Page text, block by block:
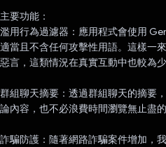
主要功能：
濫用行為過濾器：應用程式會使用
適當且不含任何攻擊性用語。這樣一
惡言，這類情況在真實互動中也較為少
群組聊天摘要：透過群組聊天的摘要
論內容，也不必浪費時間瀏覽無止盡的
詐騙防護：隨著網路詐騙案件增加，